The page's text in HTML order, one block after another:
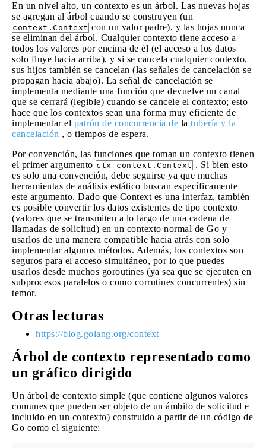
En un nivel alto, un contexto es un árbol. Las nuevas hojas
se agregan al árbol cuando se construyen (un
context.Context con un valor padre), y las hojas nunca
se eliminan del árbol. Cualquier contexto tiene acceso a
todos los valores por encima de él (el acceso a los datos
solo fluye hacia arriba), y si se cancela cualquier contexto,
sus hijos también se cancelan (las señales de cancelación se
propagan hacia abajo). La señal de cancelación se
implementa mediante una función que devuelve un canal
que se cerrará (legible) cuando se cancele el contexto; esto
hace que los contextos sean una forma muy eficiente de
implementar el patrón de concurrencia de la tubería y la
cancelación , o tiempos de espera.
Por convención, las funciones que toman un contexto tienen
el primer argumento ctx context.Context . Si bien esto
es solo una convención, debe seguirse ya que muchas
herramientas de análisis estático buscan específicamente
este argumento. Dado que Context es una interfaz, también
es posible convertir los datos existentes de tipo contexto
(valores que se transmiten a lo largo de una cadena de
llamadas de solicitud) en un contexto normal de Go y
usarlos de una manera compatible hacia atrás con solo
implementar algunos métodos. Además, los contextos son
seguros para el acceso simultáneo, por lo que puedes
usarlos desde muchos goroutines (ya sea que se ejecuten en
subprocesos paralelos o como corrutines concurrentes) sin
temor.
Otras lecturas
https://blog.golang.org/context
Árbol de contexto representado como
un gráfico dirigido
Un árbol de contexto simple (que contiene algunos valores
comunes que pueden ser objeto de un ámbito de solicitud e
incluido en un contexto) construido a partir de un código de
Go como el siguiente: